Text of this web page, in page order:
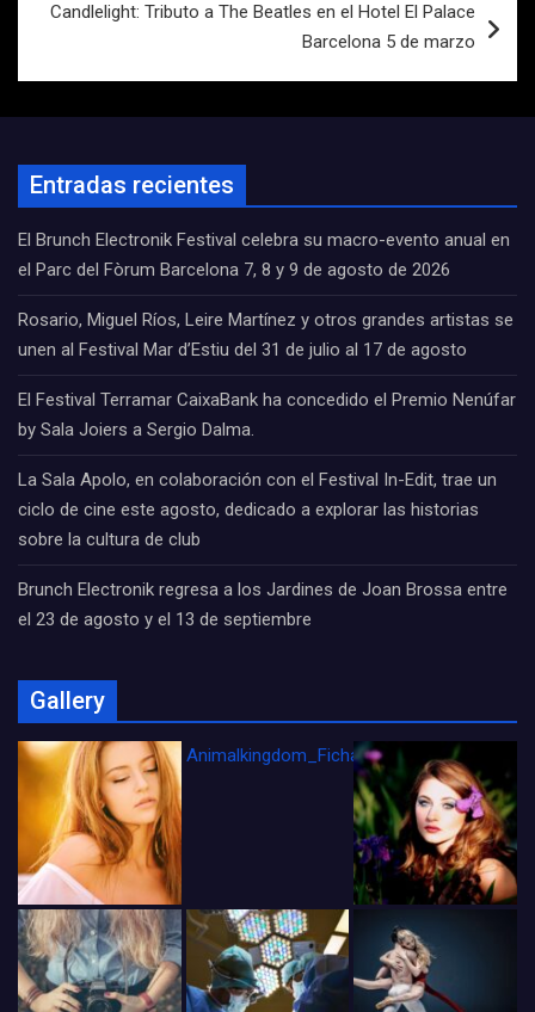
Candlelight: Tributo a The Beatles en el Hotel El Palace
Barcelona 5 de marzo
Entradas recientes
El Brunch Electronik Festival celebra su macro-evento anual en
el Parc del Fòrum Barcelona 7, 8 y 9 de agosto de 2026
Rosario, Miguel Ríos, Leire Martínez y otros grandes artistas se
unen al Festival Mar d’Estiu del 31 de julio al 17 de agosto
El Festival Terramar CaixaBank ha concedido el Premio Nenúfar
by Sala Joiers a Sergio Dalma.
La Sala Apolo, en colaboración con el Festival In-Edit, trae un
ciclo de cine este agosto, dedicado a explorar las historias
sobre la cultura de club
Brunch Electronik regresa a los Jardines de Joan Brossa entre
el 23 de agosto y el 13 de septiembre
Gallery
Animalkingdom_FichaCine